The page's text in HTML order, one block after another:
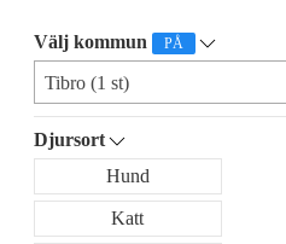
Välj kommun PÅ
Tibro (1 st)
Djursort
Hund
Katt